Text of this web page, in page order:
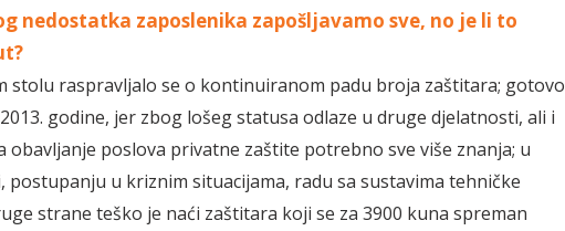
nedostatka zaposlenika zapošljavamo sve, no je li to
stolu raspravljalo se o kontinuiranom padu broja zaštitara; gotovo
godine, jer zbog lošeg statusa odlaze u druge djelatnosti, ali i
obavljanje poslova privatne zaštite potrebno sve više znanja; u
postupanju u kriznim situacijama, radu sa sustavima tehničke
strane teško je naći zaštitara koji se za 3900 kuna spreman